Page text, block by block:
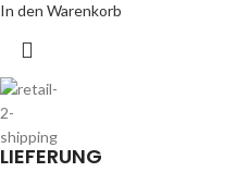
In den Warenkorb
LIEFERUNG